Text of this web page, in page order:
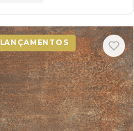
LANÇAMENTOS